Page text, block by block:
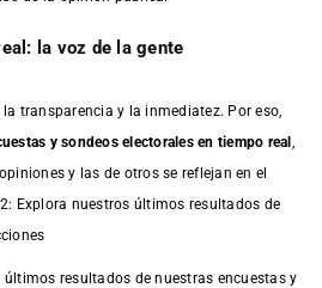
la voz de la gente
la transparencia y la inmediatez. Por eso,
y sondeos electorales en tiempo real ,
y las de otros se reflejan en el
Explora nuestros últimos resultados de
resultados de nuestras encuestasy